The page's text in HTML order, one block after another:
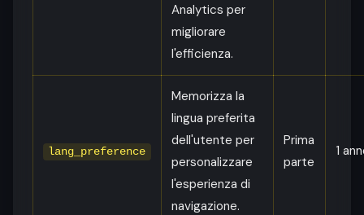
Analytics per
migliorare
l'efficienza.
lang_preference
Memorizza la
lingua preferita
dell'utente per
personalizzare
l'esperienza di
navigazione.
Prima
parte
1